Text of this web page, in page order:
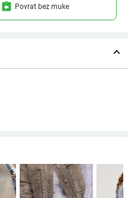
assignment_return Povrat bez muke